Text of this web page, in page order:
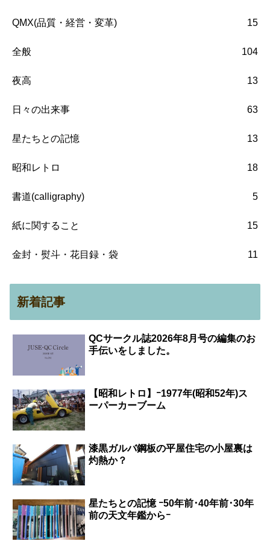
QMX(品質・経営・変革) 15
全般 104
夜高 13
日々の出来事 63
星たちとの記憶 13
昭和レトロ 18
書道(calligraphy) 5
紙に関すること 15
金封・熨斗・花目録・袋 11
新着記事
QCサークル誌2026年8月号の編集のお
手伝いをしました。
【昭和レトロ】ｰ1977年(昭和52年)ス
ーパーカーブーム
漆黒ガルバ鋼板の平屋住宅の小屋裏は
灼熱か？
星たちとの記憶 ｰ50年前･40年前･30年
前の天文年鑑からｰ